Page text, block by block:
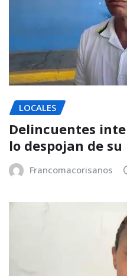
LOCALES
Delincuentes
lo despojan de
Francomacorisanos